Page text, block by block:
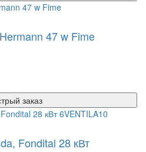
47 w Fime
заказ
Fondital 28 кВт